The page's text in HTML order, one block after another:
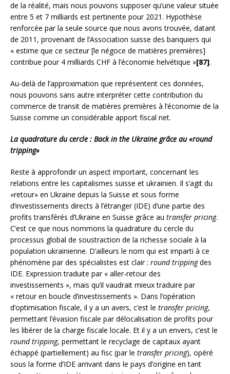
de la réalité, mais nous pouvons supposer qu’une valeur située
entre 5 et 7 milliards est pertinente pour 2021. Hypothèse
renforcée par la seule source que nous avons trouvée, datant
de 2011, provenant de l’Association suisse des banquiers qui
« estime que ce secteur [le négoce de matières premières]
contribue pour 4 milliards CHF à l’économie helvétique »[87].
Au-delà de l’approximation que représentent ces données,
nous pouvons sans autre interpréter cette contribution du
commerce de transit de matières premières à l’économie de la
Suisse comme un considérable apport fiscal net.
La quadrature du cercle : Back in the Ukraine grâce au «round
tripping»
Reste à approfondir un aspect important, concernant les
relations entre les capitalismes suisse et ukrainien. Il s’agit du
«retour» en Ukraine depuis la Suisse et sous forme
d’investissements directs à l’étranger (IDE) d’une partie des
profits transférés d’Ukraine en Suisse grâce au transfer pricing.
C’est ce que nous nommons la quadrature du cercle du
processus global de soustraction de la richesse sociale à la
population ukrainienne. D’ailleurs le nom qui est imparti à ce
phénomène par des spécialistes est clair : round trippingdes
IDE. Expression traduite par « aller-retour des
investissements », mais qu’il vaudrait mieux traduire par
« retour en boucle d’investissements ». Dans l’opération
d’optimisation fiscale, il y a un avers, c’est le transfer pricing,
permettant l’évasion fiscale par délocalisation de profits pour
les libérer de la charge fiscale locale. Et il y a un envers, c’est le
round tripping, permettant le recyclage de capitaux ayant
échappé (partiellement) au fisc (par le transfer pricing), opéré
sous la forme d’IDE arrivant dans le pays d’origine en tant